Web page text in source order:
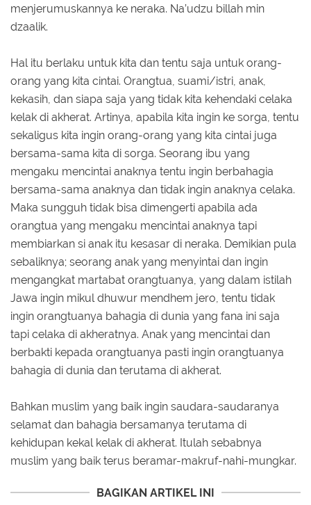
menjerumuskannya ke neraka. Na’udzu billah min
dzaalik.
Hal itu berlaku untuk kita dan tentu saja untuk orang-
orang yang kita cintai. Orangtua, suami/istri, anak,
kekasih, dan siapa saja yang tidak kita kehendaki celaka
kelak di akherat. Artinya, apabila kita ingin ke sorga, tentu
sekaligus kita ingin orang-orang yang kita cintai juga
bersama-sama kita di sorga. Seorang ibu yang
mengaku mencintai anaknya tentu ingin berbahagia
bersama-sama anaknya dan tidak ingin anaknya celaka.
Maka sungguh tidak bisa dimengerti apabila ada
orangtua yang mengaku mencintai anaknya tapi
membiarkan si anak itu kesasar di neraka. Demikian pula
sebaliknya; seorang anak yang menyintai dan ingin
mengangkat martabat orangtuanya, yang dalam istilah
Jawa ingin mikul dhuwur mendhem jero, tentu tidak
ingin orangtuanya bahagia di dunia yang fana ini saja
tapi celaka di akheratnya. Anak yang mencintai dan
berbakti kepada orangtuanya pasti ingin orangtuanya
bahagia di dunia dan terutama di akherat.
Bahkan muslim yang baik ingin saudara-saudaranya
selamat dan bahagia bersamanya terutama di
kehidupan kekal kelak di akherat. Itulah sebabnya
muslim yang baik terus beramar-makruf-nahi-mungkar.
BAGIKAN ARTIKEL INI